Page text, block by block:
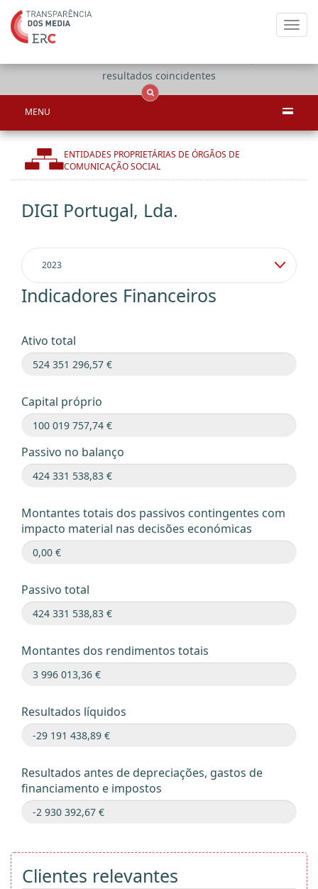
resultados coincidentes
MENU
ENTIDADES PROPRIETÁRIAS DE ÓRGÃOS DE
COMUNICAÇÃO SOCIAL
DIGI Portugal, Lda.
Indicadores Financeiros
Ativo total
Capital próprio
Passivo no balanço
Montantes totais dos passivos contingentes com
impacto material nas decisões económicas
Passivo total
Montantes dos rendimentos totais
Resultados líquidos
Resultados antes de depreciações, gastos de
financiamento e impostos
Clientes relevantes